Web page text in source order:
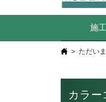
施
ただい
カラ